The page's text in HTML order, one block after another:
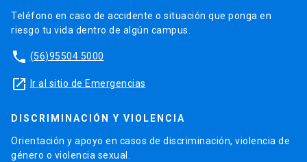
Teléfono en caso de accidente o situación que ponga en
riesgo tu vida dentro de algún campus.
phone (56)95504 5000
launch Ir al sitio de Emergencias
DISCRIMINACIÓN Y VIOLENCIA
Orientación y apoyo en casos de discriminación, violencia de
género o violencia sexual.